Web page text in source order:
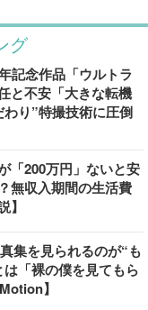
グ
記念作品「ウルトラ
と不安「大きな転機
り”特撮技術に圧倒
「200万円」ないと安
無収入期間の生活費
】
集を見られるのが“も
「裸の僕を見てもら
】